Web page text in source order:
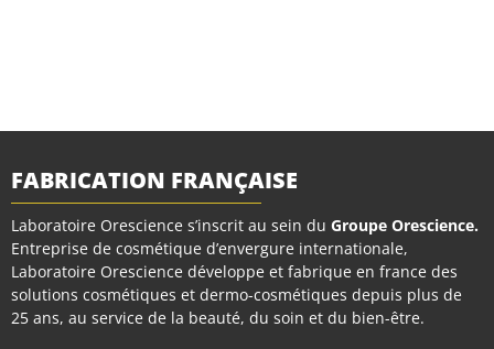
FABRICATION FRANÇAISE
Laboratoire Orescience s’inscrit au sein du Groupe Orescience.
Entreprise de cosmétique d’envergure internationale,
Laboratoire Orescience développe et fabrique en france des
solutions cosmétiques et dermo-cosmétiques depuis plus de
25 ans, au service de la beauté, du soin et du bien-être.